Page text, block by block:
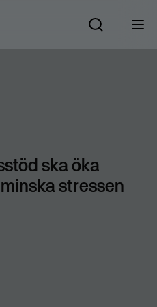
ska öka
stressen